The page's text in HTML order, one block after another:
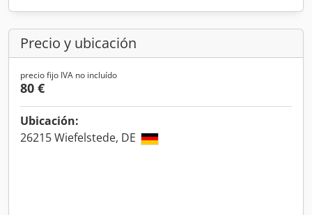
Precio y ubicación
precio fijo IVA no incluído
80 €
Ubicación:
26215 Wiefelstede, DE